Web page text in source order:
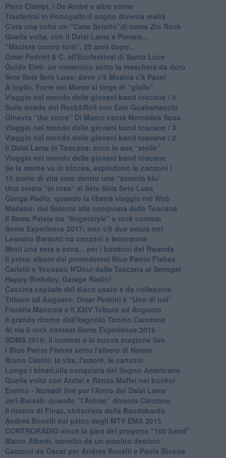
​Piero Ciampi, i De André e altre storie
​Trasferirsi in Portogallo:il sogno diventa realtà
​C'era una volta un “Cane Sciolto”di nome Zio Rock
Quella volta, con il Dalai Lama a Pomaia...
​“Maciste contro tutti”, 25 anni dopo...
​Omar Pedrini & C. all'Ecofestival di Santa Luce
Guido Elmi: un romantico sotto la maschera da duro
Sete Soís Sete Luas: dove c'è Musica c'è Pace!
​A luglio, Forte dei Marmi si tinge di “giallo”
Viaggio nel mondo delle giovani band toscane / 4
Sulle strade del Rock&Roll con Ezio Guaitamacchi
​Ginevra “the voice” Di Marco canta Mercedes Sosa
Viaggio nel mondo delle giovani band toscane / 3
​Viaggio nel mondo delle giovani band toscane / 2
Il Dalai Lama in Toscana: ecco le sue “stelle”
Viaggio nel mondo delle giovani band toscane
Se la mente va in trincea, esplodono le canzoni !
​10 storie di vita vera dentro una “scatola blu”
​Una serata “in rosa” al Sete Sóis Sete Luas
Ganga Radio: quando la libertà viaggia nel Web
Mariano: dal Salento alla conquista della Toscana
​Il Soms Palaia tra “fingerstyle” e rock contest
Soms Experience 2017: non c'è due senza tre!
​Leandro Barsotti tra canzoni e letteratura
​Metti una sera a cena... per i bambini del Rwanda
​Il primo album dei pontederesi Blue Parrot Fishes
Carletti e Youssou N'Dour dalla Toscana al Senegal
Happy Birthday, Garage Radio!
​Cascina capitale del disco usato e da collezione
Tributo ad Augusto: Omar Pedrini è “Uno di noi”
​Fiorella Mannoia e il XXIV Tributo ad Augusto
Il grande ritorno dell'itagnòlo Tonino Carotone
​Al via il rock contest Soms Experience 2016
​SOMS 2016: il contest e la nuova stagione live
I Blue Parrot Fishes sotto l'albero di Natale
Bruno Casini: la vita, l'amore, le canzoni
​Lungo i binari,alla conquista del Sogno Americano
​Quella volta con Arafat e Renzo Maffei nel bunker
​Evento - Nomadi live per l'Anno del Dalai Lama
Jerì-Barsali: quando “l'Attimo” diventa Canzone
Il ritorno di Finaz, chitarrista della Bandabardò
Andrea Bocelli sul palco degli MTV EMA 2015
CONTRORADIO vince la gara del progetto "100 band"
Marco Alberti, travolto da un insolito destino
Canzoni da Oscar per Andrea Bocelli e Paola Bivona